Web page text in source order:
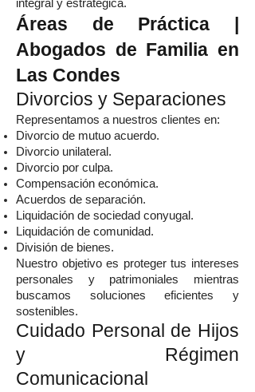
integral y estratégica.
Áreas de Práctica |
Abogados de Familia en
Las Condes
Divorcios y Separaciones
Representamos a nuestros clientes en:
Divorcio de mutuo acuerdo.
Divorcio unilateral.
Divorcio por culpa.
Compensación económica.
Acuerdos de separación.
Liquidación de sociedad conyugal.
Liquidación de comunidad.
División de bienes.
Nuestro objetivo es proteger tus intereses
personales y patrimoniales mientras
buscamos soluciones eficientes y
sostenibles.
Cuidado Personal de Hijos
y Régimen
Comunicacional